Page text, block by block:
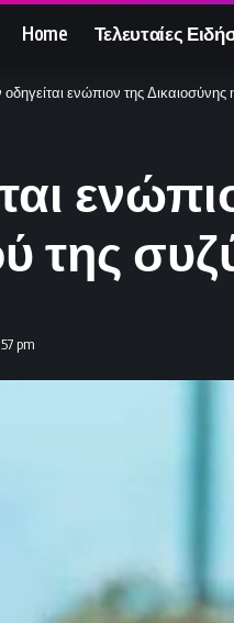
Home Τελευταίες
οδηγείται ενώπιον της
της
pm